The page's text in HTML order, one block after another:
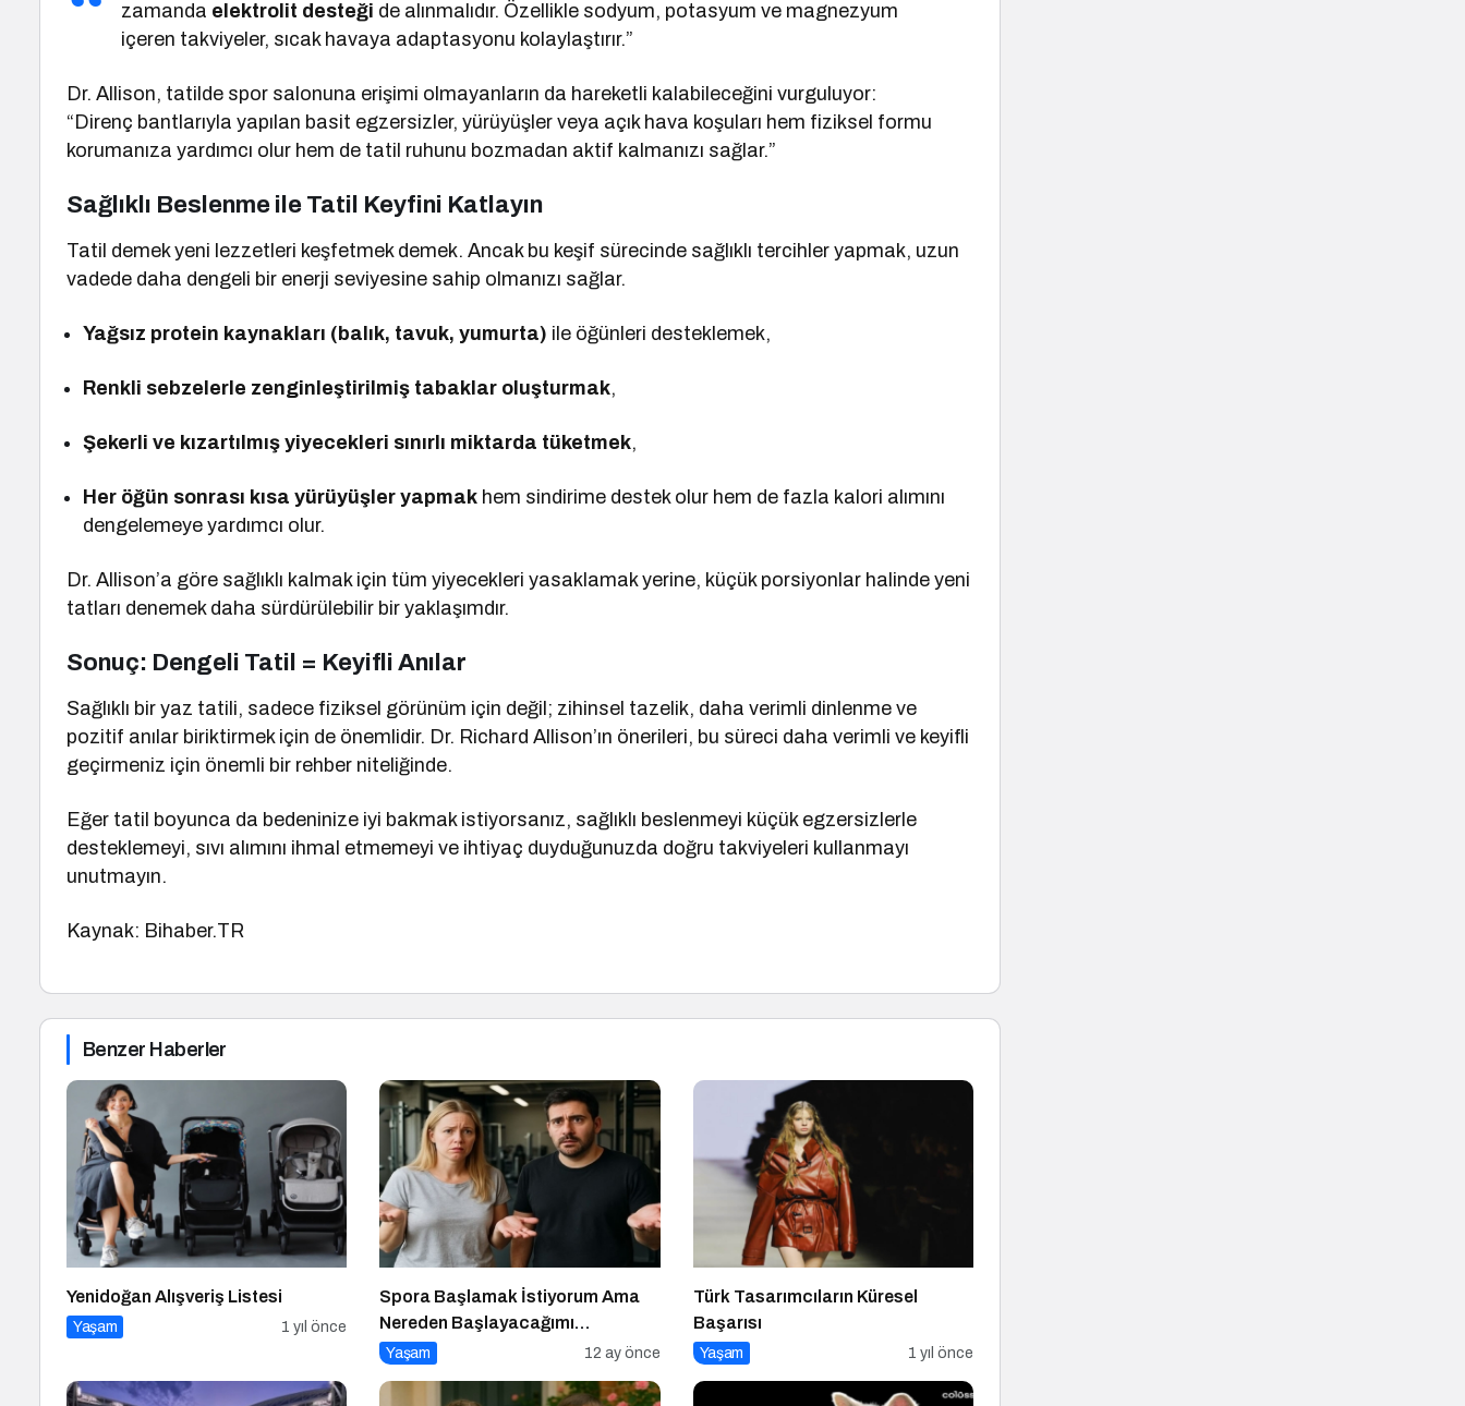
zamanda elektrolit desteği de alınmalıdır. Özellikle sodyum, potasyum ve magnezyum
içeren takviyeler, sıcak havaya adaptasyonu kolaylaştırır.”
Dr. Allison, tatilde spor salonuna erişimi olmayanların da hareketli kalabileceğini vurguluyor:
“Direnç bantlarıyla yapılan basit egzersizler, yürüyüşler veya açık hava koşuları hem fiziksel formu
korumanıza yardımcı olur hem de tatil ruhunu bozmadan aktif kalmanızı sağlar.”
Sağlıklı Beslenme ile Tatil Keyfini Katlayın
Tatil demek yeni lezzetleri keşfetmek demek. Ancak bu keşif sürecinde sağlıklı tercihler yapmak, uzun
vadede daha dengeli bir enerji seviyesine sahip olmanızı sağlar.
Yağsız protein kaynakları (balık, tavuk, yumurta) ile öğünleri desteklemek,
Renkli sebzelerle zenginleştirilmiş tabaklar oluşturmak,
Şekerli ve kızartılmış yiyecekleri sınırlı miktarda tüketmek,
Her öğün sonrası kısa yürüyüşler yapmak hem sindirime destek olur hem de fazla kalori alımını
dengelemeye yardımcı olur.
Dr. Allison’a göre sağlıklı kalmak için tüm yiyecekleri yasaklamak yerine, küçük porsiyonlar halinde yeni
tatları denemek daha sürdürülebilir bir yaklaşımdır.
Sonuç: Dengeli Tatil = Keyifli Anılar
Sağlıklı bir yaz tatili, sadece fiziksel görünüm için değil; zihinsel tazelik, daha verimli dinlenme ve
pozitif anılar biriktirmek için de önemlidir. Dr. Richard Allison’ın önerileri, bu süreci daha verimli ve keyifli
geçirmeniz için önemli bir rehber niteliğinde.
Eğer tatil boyunca da bedeninize iyi bakmak istiyorsanız, sağlıklı beslenmeyi küçük egzersizlerle
desteklemeyi, sıvı alımını ihmal etmemeyi ve ihtiyaç duyduğunuzda doğru takviyeleri kullanmayı
unutmayın.
Kaynak: Bihaber.TR
Benzer Haberler
Yenidoğan Alışveriş Listesi
Yaşam 1 yıl önce
Spora Başlamak İstiyorum Ama
Nereden Başlayacağımı
Bilmiyorum!
Yaşam 12 ay önce
Türk Tasarımcıların Küresel
Başarısı
Yaşam 1 yıl önce